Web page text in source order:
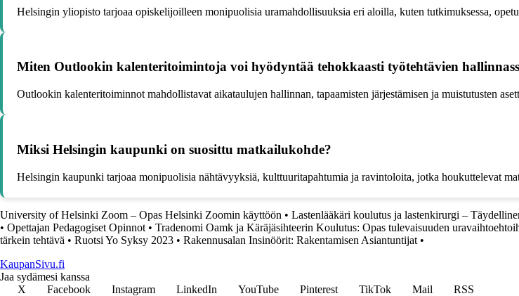
Helsingin yliopisto tarjoaa opiskelijoilleen monipuolisia uramahdollisuuksia eri aloilla, kuten tutkimuksessa,
Miten Outlookin kalenteritoimintoja voi hyödyntää tehokkaasti työtehtävien
Outlookin kalenteritoiminnot mahdollistavat aikataulujen hallinnan, tapaamisten järjestämisen ja muistutusten
Miksi Helsingin kaupunki on suosittu matkailukohde?
Helsingin kaupunki tarjoaa monipuolisia nähtävyyksiä, kulttuuritapahtumia ja ravintoloita, jotka houkuttelevat
University of Helsinki Zoom – Opas Helsinki Zoomin käyttöön • Lastenlääkäri koulutus ja lastenkirurgi –
• Opettajan Pedagogiset Opinnot • Tradenomi Oamk ja Käräjäsihteerin Koulutus: Opas tulevaisuuden
tärkein tehtävä • Ruotsi Yo Syksy 2023 • Rakennusalan Insinöörit: Rakentamisen Asiantuntijat •
KaupanSivu.fi
Jaa sydämesi kanssa
X
Facebook Instagram LinkedIn YouTube Pinterest TikTok Mail
RSS